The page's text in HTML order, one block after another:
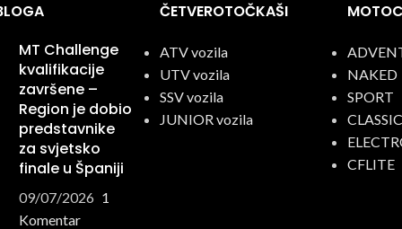
MT Challenge
kvalifikacije
završene –
Region je dobio
predstavnike
za svjetsko
finale u Španiji
09/07/2026 1
Komentar
ČETVEROTOČKAŠI
ATV vozila
UTV vozila
SSV vozila
JUNIOR vozila
NAKED
SPORT
CLASSIC
CFLITE